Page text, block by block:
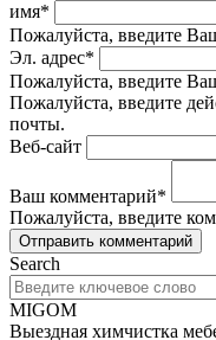
имя*
Пожалуйста, введите
Эл. адрес*
Пожалуйста, введите
Пожалуйста, введите
почты.
Веб-сайт
Ваш комментарий*
Пожалуйста, введите
Search
MIGOM
Выездная химчистка